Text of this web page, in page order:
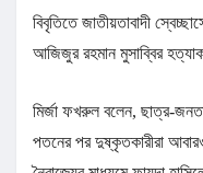
বিবৃতিতে জাতীয়তাবাদী
আজিজুর রহমান মুসাব্বির
মির্জা ফখরুল বলেন, ছাত্র-
পতনের পর দুষ্কৃতকারীরা